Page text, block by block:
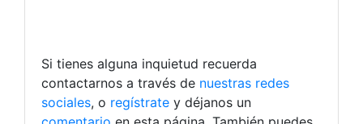
Si tienes alguna inquietud recuerda
contactarnos a través de nuestras redes
sociales, o regístrate y déjanos un